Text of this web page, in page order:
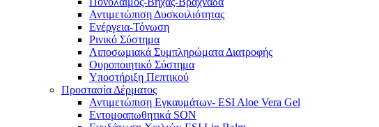
Αντιμετώπιση Δυσκοιλιότητας
Eνέργεια-Τόνωση
Ρινικό Σύστημα
Λιποσωμιακά Συμπληρώματα Διατροφής
Ουροποιητικό Σύστημα
Υποστήριξη Πεπτικού
Προστασία Δέρματος
Αντιμετώπιση Εγκαυμάτων- ESI Aloe Vera Gel
Εντομοαπωθητικά SON